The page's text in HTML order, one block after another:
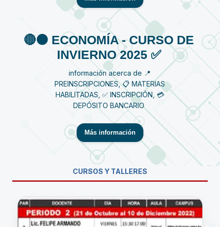
🔴⚫️ ECONOMÍA - CURSO DE
INVIERNO 2025 ✅
información acerca de 📍
PREINSCRIPCIONES, 📋 MATERIAS
HABILITADAS, ✅ INSCRIPCIÓN, 💳
DEPÓSITO BANCARIO
Más información
CURSOS Y TALLERES